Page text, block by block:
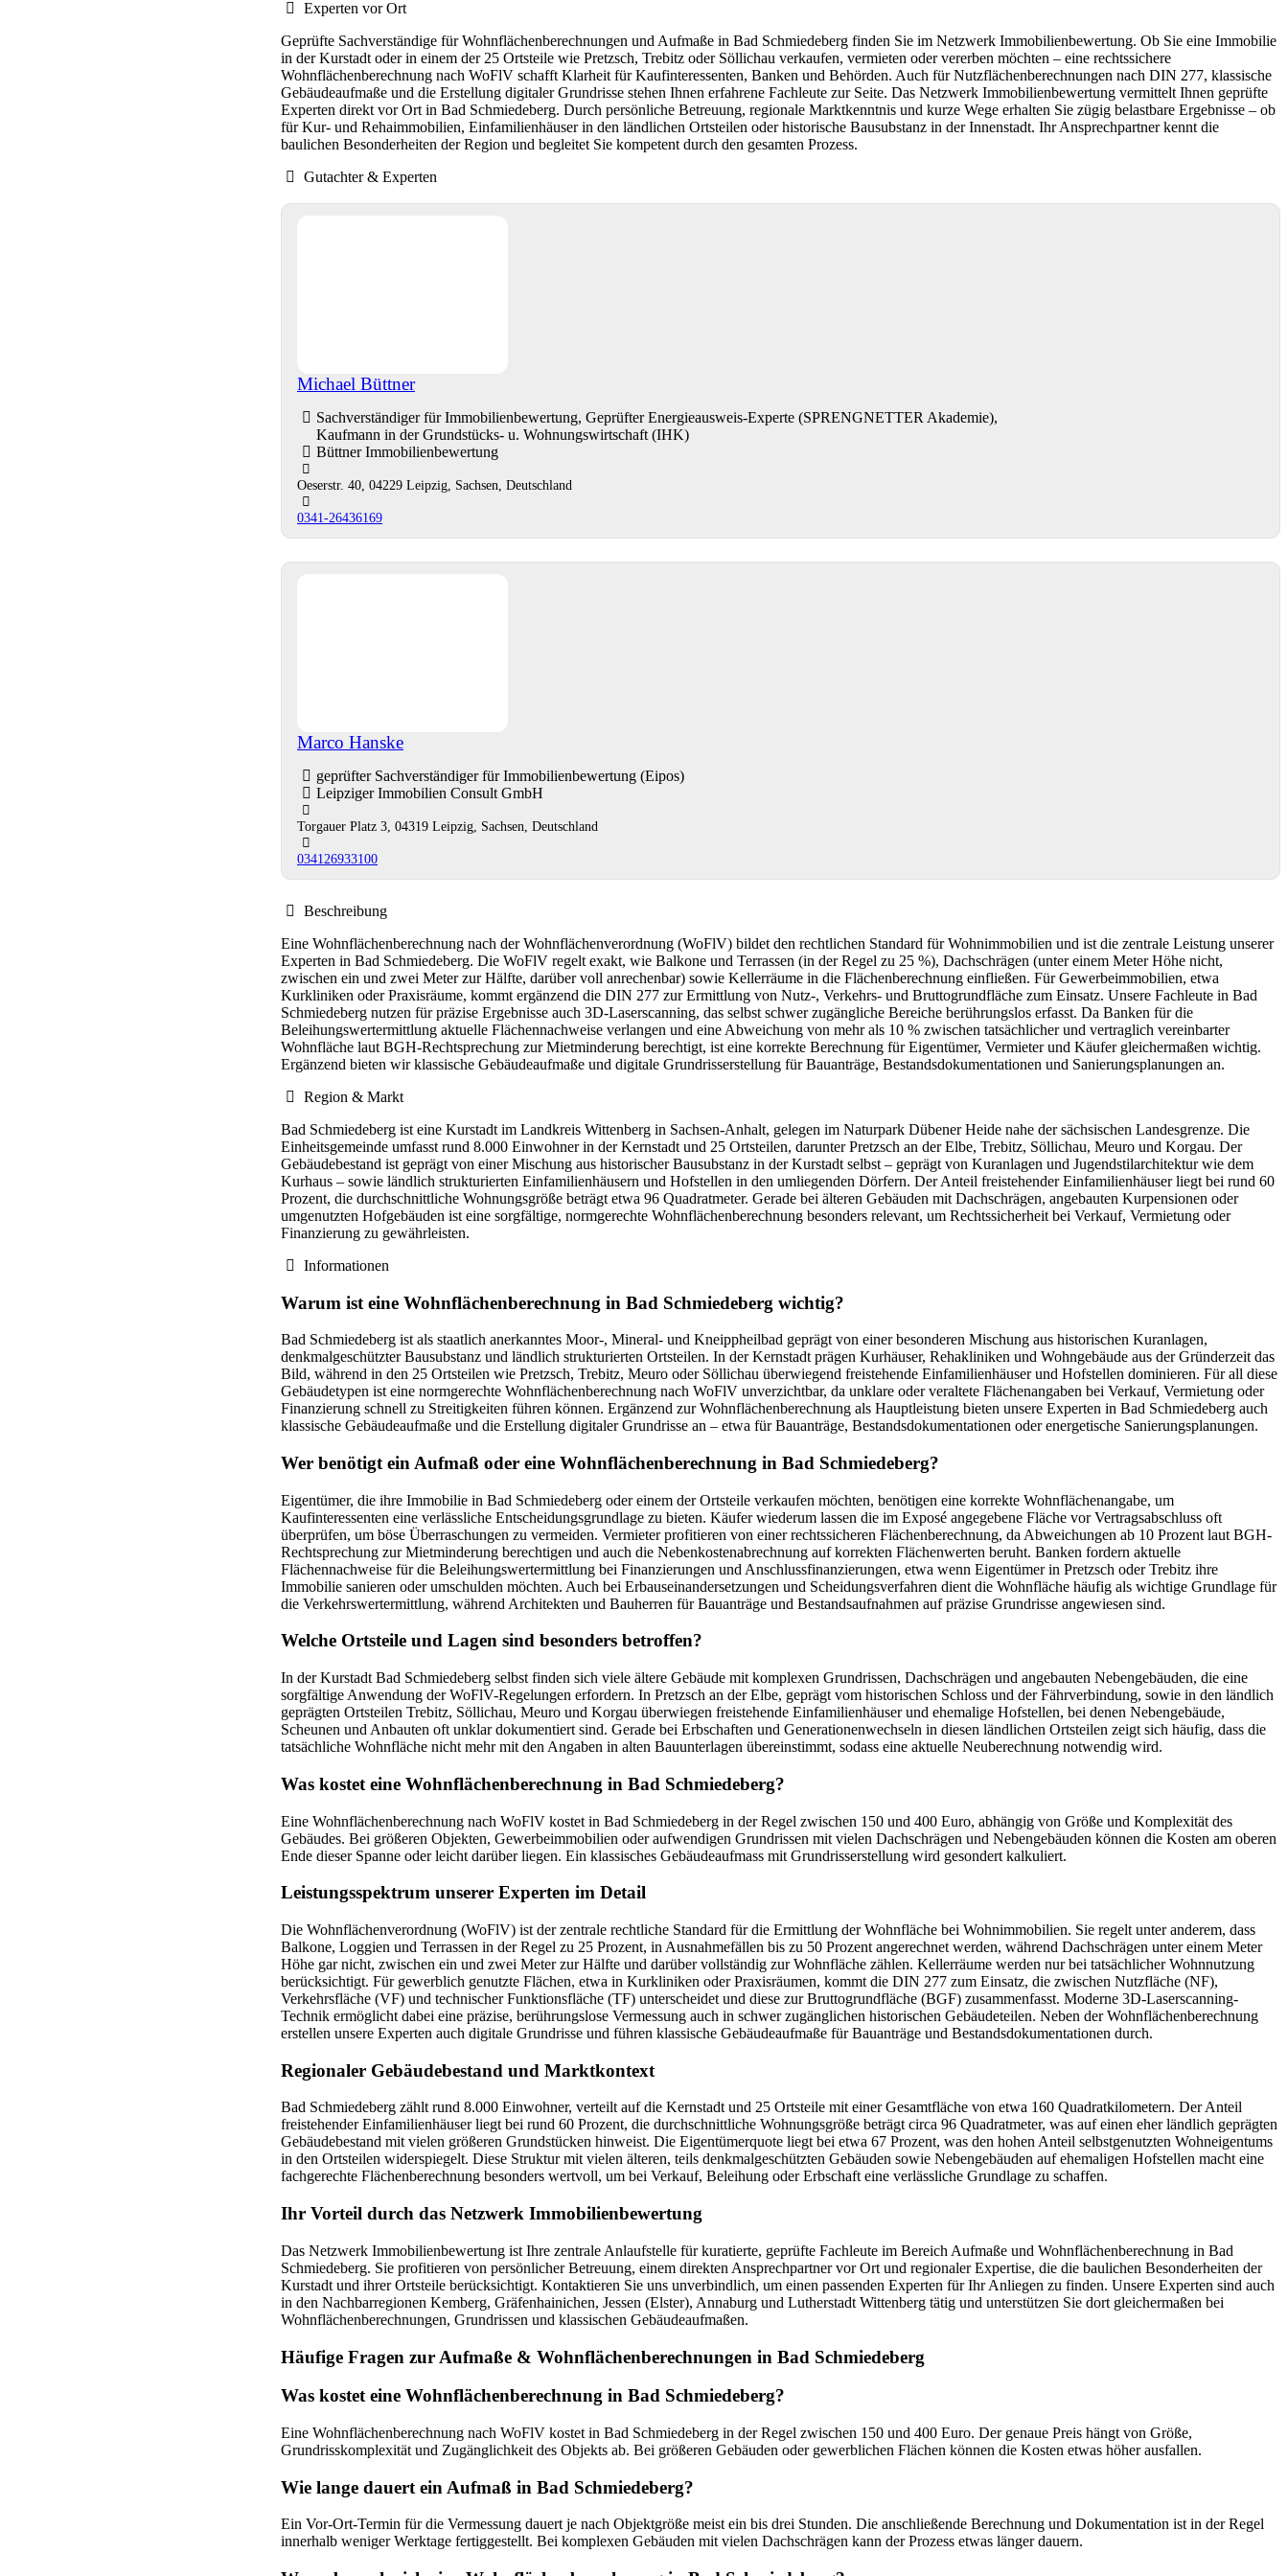
Experten vor Ort
Geprüfte Sachverständige für Wohnflächenberechnungen und Aufmaße in Bad Schmiedeberg finden Sie im Netzwerk Immobilienbewertung. Ob Sie eine Immobilie
in der Kurstadt oder in einem der 25 Ortsteile wie Pretzsch, Trebitz oder Söllichau verkaufen, vermieten oder vererben möchten – eine rechtssichere
Wohnflächenberechnung nach WoFlV schafft Klarheit für Kaufinteressenten, Banken und Behörden. Auch für Nutzflächenberechnungen nach DIN 277, klassische
Gebäudeaufmaße und die Erstellung digitaler Grundrisse stehen Ihnen erfahrene Fachleute zur Seite. Das Netzwerk Immobilienbewertung vermittelt Ihnen geprüfte
Experten direkt vor Ort in Bad Schmiedeberg. Durch persönliche Betreuung, regionale Marktkenntnis und kurze Wege erhalten Sie zügig belastbare Ergebnisse – ob
für Kur- und Rehaimmobilien, Einfamilienhäuser in den ländlichen Ortsteilen oder historische Bausubstanz in der Innenstadt. Ihr Ansprechpartner kennt die
baulichen Besonderheiten der Region und begleitet Sie kompetent durch den gesamten Prozess.
Gutachter & Experten
Michael Büttner
Sachverständiger für Immobilienbewertung, Geprüfter Energieausweis-Experte (SPRENGNETTER Akademie),
Kaufmann in der Grundstücks- u. Wohnungswirtschaft (IHK)
Büttner Immobilienbewertung
Oeserstr. 40, 04229 Leipzig, Sachsen, Deutschland
0341-26436169
Marco Hanske
geprüfter Sachverständiger für Immobilienbewertung (Eipos)
Leipziger Immobilien Consult GmbH
Torgauer Platz 3, 04319 Leipzig, Sachsen, Deutschland
034126933100
Beschreibung
Eine Wohnflächenberechnung nach der Wohnflächenverordnung (WoFlV) bildet den rechtlichen Standard für Wohnimmobilien und ist die zentrale Leistung unserer
Experten in Bad Schmiedeberg. Die WoFlV regelt exakt, wie Balkone und Terrassen (in der Regel zu 25 %), Dachschrägen (unter einem Meter Höhe nicht,
zwischen ein und zwei Meter zur Hälfte, darüber voll anrechenbar) sowie Kellerräume in die Flächenberechnung einfließen. Für Gewerbeimmobilien, etwa
Kurkliniken oder Praxisräume, kommt ergänzend die DIN 277 zur Ermittlung von Nutz-, Verkehrs- und Bruttogrundfläche zum Einsatz. Unsere Fachleute in Bad
Schmiedeberg nutzen für präzise Ergebnisse auch 3D-Laserscanning, das selbst schwer zugängliche Bereiche berührungslos erfasst. Da Banken für die
Beleihungswertermittlung aktuelle Flächennachweise verlangen und eine Abweichung von mehr als 10 % zwischen tatsächlicher und vertraglich vereinbarter
Wohnfläche laut BGH-Rechtsprechung zur Mietminderung berechtigt, ist eine korrekte Berechnung für Eigentümer, Vermieter und Käufer gleichermaßen wichtig.
Ergänzend bieten wir klassische Gebäudeaufmaße und digitale Grundrisserstellung für Bauanträge, Bestandsdokumentationen und Sanierungsplanungen an.
Region & Markt
Bad Schmiedeberg ist eine Kurstadt im Landkreis Wittenberg in Sachsen-Anhalt, gelegen im Naturpark Dübener Heide nahe der sächsischen Landesgrenze. Die
Einheitsgemeinde umfasst rund 8.000 Einwohner in der Kernstadt und 25 Ortsteilen, darunter Pretzsch an der Elbe, Trebitz, Söllichau, Meuro und Korgau. Der
Gebäudebestand ist geprägt von einer Mischung aus historischer Bausubstanz in der Kurstadt selbst – geprägt von Kuranlagen und Jugendstilarchitektur wie dem
Kurhaus – sowie ländlich strukturierten Einfamilienhäusern und Hofstellen in den umliegenden Dörfern. Der Anteil freistehender Einfamilienhäuser liegt bei rund 60
Prozent, die durchschnittliche Wohnungsgröße beträgt etwa 96 Quadratmeter. Gerade bei älteren Gebäuden mit Dachschrägen, angebauten Kurpensionen oder
umgenutzten Hofgebäuden ist eine sorgfältige, normgerechte Wohnflächenberechnung besonders relevant, um Rechtssicherheit bei Verkauf, Vermietung oder
Finanzierung zu gewährleisten.
Informationen
Warum ist eine Wohnflächenberechnung in Bad Schmiedeberg wichtig?
Bad Schmiedeberg ist als staatlich anerkanntes Moor-, Mineral- und Kneippheilbad geprägt von einer besonderen Mischung aus historischen Kuranlagen,
denkmalgeschützter Bausubstanz und ländlich strukturierten Ortsteilen. In der Kernstadt prägen Kurhäuser, Rehakliniken und Wohngebäude aus der Gründerzeit das
Bild, während in den 25 Ortsteilen wie Pretzsch, Trebitz, Meuro oder Söllichau überwiegend freistehende Einfamilienhäuser und Hofstellen dominieren. Für all diese
Gebäudetypen ist eine normgerechte Wohnflächenberechnung nach WoFlV unverzichtbar, da unklare oder veraltete Flächenangaben bei Verkauf, Vermietung oder
Finanzierung schnell zu Streitigkeiten führen können. Ergänzend zur Wohnflächenberechnung als Hauptleistung bieten unsere Experten in Bad Schmiedeberg auch
klassische Gebäudeaufmaße und die Erstellung digitaler Grundrisse an – etwa für Bauanträge, Bestandsdokumentationen oder energetische Sanierungsplanungen.
Wer benötigt ein Aufmaß oder eine Wohnflächenberechnung in Bad Schmiedeberg?
Eigentümer, die ihre Immobilie in Bad Schmiedeberg oder einem der Ortsteile verkaufen möchten, benötigen eine korrekte Wohnflächenangabe, um
Kaufinteressenten eine verlässliche Entscheidungsgrundlage zu bieten. Käufer wiederum lassen die im Exposé angegebene Fläche vor Vertragsabschluss oft
überprüfen, um böse Überraschungen zu vermeiden. Vermieter profitieren von einer rechtssicheren Flächenberechnung, da Abweichungen ab 10 Prozent laut BGH-
Rechtsprechung zur Mietminderung berechtigen und auch die Nebenkostenabrechnung auf korrekten Flächenwerten beruht. Banken fordern aktuelle
Flächennachweise für die Beleihungswertermittlung bei Finanzierungen und Anschlussfinanzierungen, etwa wenn Eigentümer in Pretzsch oder Trebitz ihre
Immobilie sanieren oder umschulden möchten. Auch bei Erbauseinandersetzungen und Scheidungsverfahren dient die Wohnfläche häufig als wichtige Grundlage für
die Verkehrswertermittlung, während Architekten und Bauherren für Bauanträge und Bestandsaufnahmen auf präzise Grundrisse angewiesen sind.
Welche Ortsteile und Lagen sind besonders betroffen?
In der Kurstadt Bad Schmiedeberg selbst finden sich viele ältere Gebäude mit komplexen Grundrissen, Dachschrägen und angebauten Nebengebäuden, die eine
sorgfältige Anwendung der WoFlV-Regelungen erfordern. In Pretzsch an der Elbe, geprägt vom historischen Schloss und der Fährverbindung, sowie in den ländlich
geprägten Ortsteilen Trebitz, Söllichau, Meuro und Korgau überwiegen freistehende Einfamilienhäuser und ehemalige Hofstellen, bei denen Nebengebäude,
Scheunen und Anbauten oft unklar dokumentiert sind. Gerade bei Erbschaften und Generationenwechseln in diesen ländlichen Ortsteilen zeigt sich häufig, dass die
tatsächliche Wohnfläche nicht mehr mit den Angaben in alten Bauunterlagen übereinstimmt, sodass eine aktuelle Neuberechnung notwendig wird.
Was kostet eine Wohnflächenberechnung in Bad Schmiedeberg?
Eine Wohnflächenberechnung nach WoFlV kostet in Bad Schmiedeberg in der Regel zwischen 150 und 400 Euro, abhängig von Größe und Komplexität des
Gebäudes. Bei größeren Objekten, Gewerbeimmobilien oder aufwendigen Grundrissen mit vielen Dachschrägen und Nebengebäuden können die Kosten am oberen
Ende dieser Spanne oder leicht darüber liegen. Ein klassisches Gebäudeaufmass mit Grundrisserstellung wird gesondert kalkuliert.
Leistungsspektrum unserer Experten im Detail
Die Wohnflächenverordnung (WoFlV) ist der zentrale rechtliche Standard für die Ermittlung der Wohnfläche bei Wohnimmobilien. Sie regelt unter anderem, dass
Balkone, Loggien und Terrassen in der Regel zu 25 Prozent, in Ausnahmefällen bis zu 50 Prozent angerechnet werden, während Dachschrägen unter einem Meter
Höhe gar nicht, zwischen ein und zwei Meter zur Hälfte und darüber vollständig zur Wohnfläche zählen. Kellerräume werden nur bei tatsächlicher Wohnnutzung
berücksichtigt. Für gewerblich genutzte Flächen, etwa in Kurkliniken oder Praxisräumen, kommt die DIN 277 zum Einsatz, die zwischen Nutzfläche (NF),
Verkehrsfläche (VF) und technischer Funktionsfläche (TF) unterscheidet und diese zur Bruttogrundfläche (BGF) zusammenfasst. Moderne 3D-Laserscanning-
Technik ermöglicht dabei eine präzise, berührungslose Vermessung auch in schwer zugänglichen historischen Gebäudeteilen. Neben der Wohnflächenberechnung
erstellen unsere Experten auch digitale Grundrisse und führen klassische Gebäudeaufmaße für Bauanträge und Bestandsdokumentationen durch.
Regionaler Gebäudebestand und Marktkontext
Bad Schmiedeberg zählt rund 8.000 Einwohner, verteilt auf die Kernstadt und 25 Ortsteile mit einer Gesamtfläche von etwa 160 Quadratkilometern. Der Anteil
freistehender Einfamilienhäuser liegt bei rund 60 Prozent, die durchschnittliche Wohnungsgröße beträgt circa 96 Quadratmeter, was auf einen eher ländlich geprägten
Gebäudebestand mit vielen größeren Grundstücken hinweist. Die Eigentümerquote liegt bei etwa 67 Prozent, was den hohen Anteil selbstgenutzten Wohneigentums
in den Ortsteilen widerspiegelt. Diese Struktur mit vielen älteren, teils denkmalgeschützten Gebäuden sowie Nebengebäuden auf ehemaligen Hofstellen macht eine
fachgerechte Flächenberechnung besonders wertvoll, um bei Verkauf, Beleihung oder Erbschaft eine verlässliche Grundlage zu schaffen.
Ihr Vorteil durch das Netzwerk Immobilienbewertung
Das Netzwerk Immobilienbewertung ist Ihre zentrale Anlaufstelle für kuratierte, geprüfte Fachleute im Bereich Aufmaße und Wohnflächenberechnung in Bad
Schmiedeberg. Sie profitieren von persönlicher Betreuung, einem direkten Ansprechpartner vor Ort und regionaler Expertise, die die baulichen Besonderheiten der
Kurstadt und ihrer Ortsteile berücksichtigt. Kontaktieren Sie uns unverbindlich, um einen passenden Experten für Ihr Anliegen zu finden. Unsere Experten sind auch
in den Nachbarregionen Kemberg, Gräfenhainichen, Jessen (Elster), Annaburg und Lutherstadt Wittenberg tätig und unterstützen Sie dort gleichermaßen bei
Wohnflächenberechnungen, Grundrissen und klassischen Gebäudeaufmaßen.
Häufige Fragen zur Aufmaße & Wohnflächenberechnungen in Bad Schmiedeberg
Was kostet eine Wohnflächenberechnung in Bad Schmiedeberg?
Eine Wohnflächenberechnung nach WoFlV kostet in Bad Schmiedeberg in der Regel zwischen 150 und 400 Euro. Der genaue Preis hängt von Größe,
Grundrisskomplexität und Zugänglichkeit des Objekts ab. Bei größeren Gebäuden oder gewerblichen Flächen können die Kosten etwas höher ausfallen.
Wie lange dauert ein Aufmaß in Bad Schmiedeberg?
Ein Vor-Ort-Termin für die Vermessung dauert je nach Objektgröße meist ein bis drei Stunden. Die anschließende Berechnung und Dokumentation ist in der Regel
innerhalb weniger Werktage fertiggestellt. Bei komplexen Gebäuden mit vielen Dachschrägen kann der Prozess etwas länger dauern.